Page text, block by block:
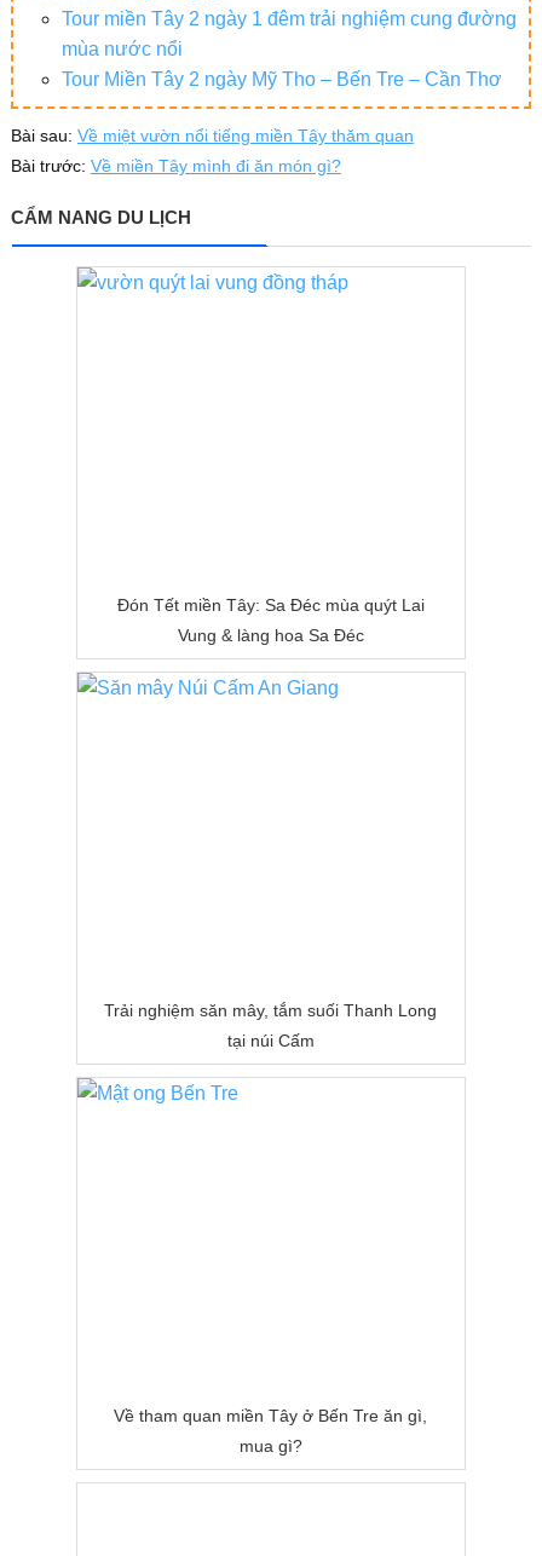
Tour miền Tây 2 ngày 1 đêm trải nghiệm cung đường
mùa nước nổi
Tour Miền Tây 2 ngày Mỹ Tho – Bến Tre – Cần Thơ
Bài sau: Về miệt vườn nổi tiếng miền Tây thăm quan
Bài trước: Về miền Tây mình đi ăn món gì?
CẨM NANG DU LỊCH
Đón Tết miền Tây: Sa Đéc mùa quýt Lai
Vung & làng hoa Sa Đéc
Trải nghiệm săn mây, tắm suối Thanh Long
tại núi Cấm
Về tham quan miền Tây ở Bến Tre ăn gì,
mua gì?